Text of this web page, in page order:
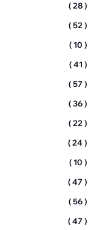
( 28 )
( 52 )
( 10 )
( 41 )
( 57 )
( 36 )
( 22 )
( 24 )
( 10 )
( 47 )
( 56 )
( 47 )